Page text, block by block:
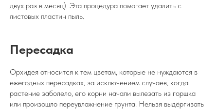
двух раз в месяц). Эта процедура помогает удалить с
листовых пластин пыль.
Пересадка
Орхидея относится к тем цветам, которые не нуждаются в
ежегодных пересадках, за исключением случаев, когда
растение заболело, его корни начали вылезать из горшка
или произошло переувлажнение грунта. Нельзя выдёргивать